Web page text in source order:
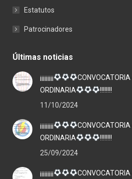
Estatutos
Patrocinadores
Últimas noticias
¡¡¡¡¡¡¡¡¡
CONVOCATORIA
ORDINARIA
!!!!!!!!
11/10/2024
¡¡¡¡¡¡¡¡¡
CONVOCATORIA
ORDINARIA
!!!!!!!!
25/09/2024
¡¡¡¡¡¡¡¡¡
CONVOCATORIA